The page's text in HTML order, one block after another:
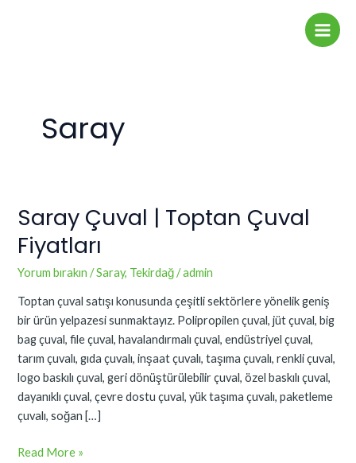
Main
Saray
Saray Çuval | Toptan Çuval
Fiyatları
Yorum bırakın /Saray, Tekirdağ/admin
Toptan çuval satışı konusunda çeşitli sektörlere yönelik geniş
bir ürün yelpazesi sunmaktayız. Polipropilen çuval, jüt çuval, big
bag çuval, file çuval, havalandırmalı çuval, endüstriyel çuval,
tarım çuvalı, gıda çuvalı, inşaat çuvalı, taşıma çuvalı, renkli çuval,
logo baskılı çuval, geri dönüştürülebilir çuval, özel baskılı çuval,
dayanıklı çuval, çevre dostu çuval, yük taşıma çuvalı, paketleme
çuvalı, soğan […]
Saray
|
Toptan
Fiyatları
Read More »